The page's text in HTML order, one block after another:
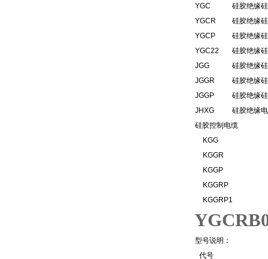
YGC
硅胶绝缘
YGCR
硅胶绝缘
YGCP
硅胶绝缘
YGC22
硅胶绝缘
JGG
硅胶绝缘
JGGR
硅胶绝缘
JGGP
硅胶绝缘
JHXG
硅胶绝缘
硅胶控制电缆
KGG
KGGR
KGGP
KGGRP
KGGRP1
型号说明：
代号